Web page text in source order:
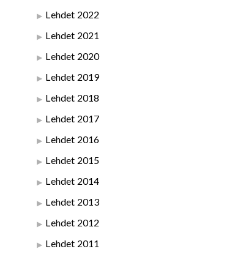
Lehdet 2022
Lehdet 2021
Lehdet 2020
Lehdet 2019
Lehdet 2018
Lehdet 2017
Lehdet 2016
Lehdet 2015
Lehdet 2014
Lehdet 2013
Lehdet 2012
Lehdet 2011